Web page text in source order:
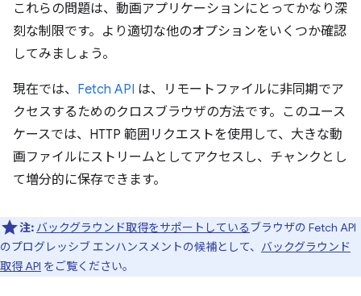
これらの問題は、動画アプリケーションにとってかなり深
刻な制限です。より適切な他のオプションをいくつか確認
してみましょう。
現在では、 Fetch API は、リモートファイルに非同期でア
クセスするためのクロスブラウザの方法です。このユース
ケースでは、HTTP 範囲リクエストを使用して、大きな動
画ファイルにストリームとしてアクセスし、チャンクとし
て増分的に保存できます。
注: バックグラウンド取得をサポートしているブラウザの Fetch API
のプログレッシブ エンハンスメントの候補として、 バックグラウンド
取得 API をご覧ください。